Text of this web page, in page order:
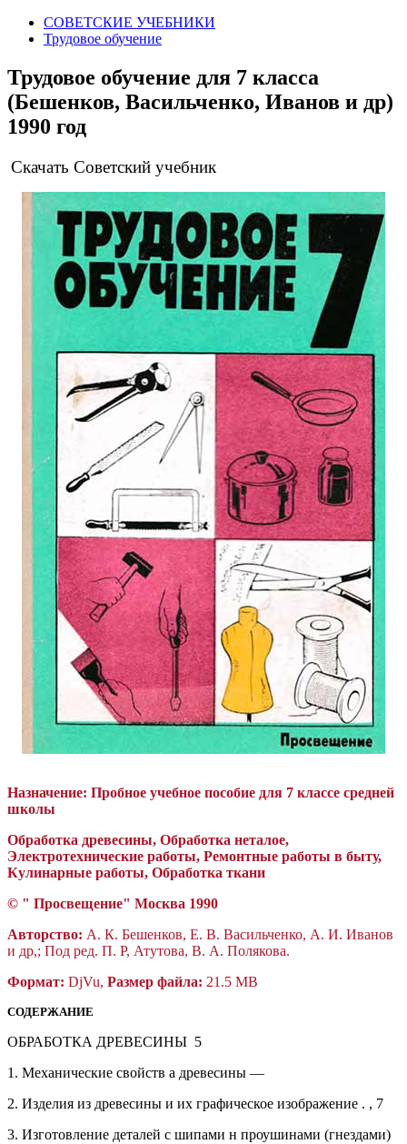
СОВЕТСКИЕ УЧЕБНИКИ
Трудовое обучение
Трудовое обучение для 7 класса
(Бешенков, Васильченко, Иванов и др)
1990 год
Скачать Советский учебник
Назначение: Пробное учебное пособие для 7 классе средней
школы
Обработка древесины, Обработка неталое,
Электротехнические работы, Ремонтные работы в быту,
Кулинарные работы, Обработка ткани
© " Просвещение" Москва 1990
Авторство: A. К. Бешенков, Е. В. Васильченко, А. И. Иванов
и др,; Под ред. П. Р, Атутова, В. А. Полякова.
Формат: DjVu, Размер файла: 21.5 MB
СОДЕРЖАНИЕ
ОБРАБОТКА ДРЕВЕСИНЫ 5
1. Механические свойств а древесины —
2. Изделия из древесины и их графическое изображение . , 7
3. Изготовление деталей с шипами н проушинами (гнездами)